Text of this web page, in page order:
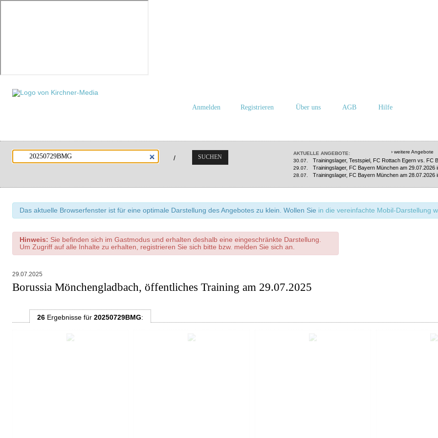
Anmelden Registrieren Über uns AGB Hilfe
/ SUCHEN
› weitere Angebote
AKTUELLE ANGEBOTE:
30.07.
Trainingslager, Testspiel, FC Rottach Egern vs. FC
29.07. Trainingslager, FC Bayern München am 29.07.2026
28.07. Trainingslager, FC Bayern München am 28.07.2026
Das aktuelle Browserfenster ist für eine optimale Darstellung des Angebotes zu klein. Wollen Sie in die vereinfachte Mobil-Darstellung
Hinweis: Sie befinden sich im Gastmodus und erhalten deshalb eine eingeschränkte Darstellung.
Um Zugriff auf alle Inhalte zu erhalten, registrieren Sie sich bitte bzw. melden Sie sich an.
29.07.2025
Borussia Mönchengladbach, öffentliches Training am 29.07.2025
26 Ergebnisse für 20250729BMG: